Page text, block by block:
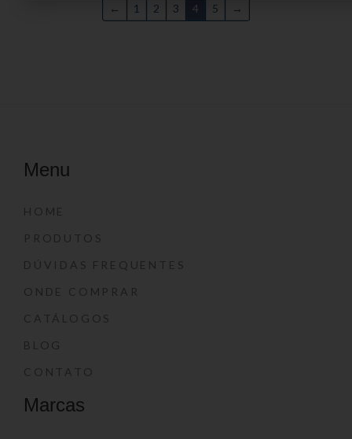
← 1 2 3 4 5 →
Menu
HOME
PRODUTOS
DÚVIDAS FREQUENTES
ONDE COMPRAR
CATÁLOGOS
BLOG
CONTATO
Marcas